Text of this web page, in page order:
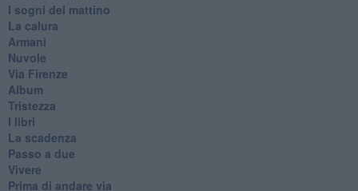
I sogni del mattino
La calura
Armani
Nuvole
Via Firenze
Album
Tristezza
I libri
La scadenza
Passo a due
Vivere
Prima di andare via